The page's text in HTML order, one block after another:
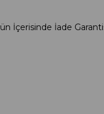
İçerisinde İade